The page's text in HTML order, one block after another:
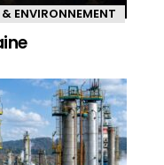
ENVIRONNEMENT